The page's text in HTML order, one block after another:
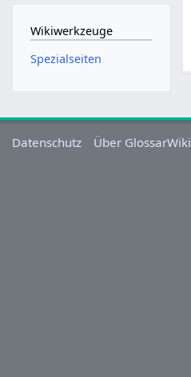
Wikiwerkzeuge
Spezialseiten
Datenschutz Über GlossarWiki